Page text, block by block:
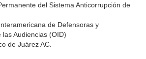
del Sistema Anticorrupción de
de Defensoras y
las Audiencias (OID)
de Juárez AC.